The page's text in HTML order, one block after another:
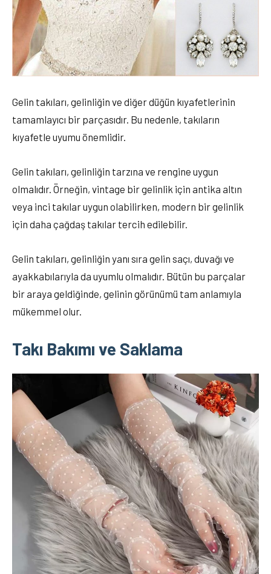
Gelin takıları, gelinliğin ve diğer düğün kıyafetlerinin
tamamlayıcı bir parçasıdır. Bu nedenle, takıların
kıyafetle uyumu önemlidir.
Gelin takıları, gelinliğin tarzına ve rengine uygun
olmalıdır. Örneğin, vintage bir gelinlik için antika altın
veya inci takılar uygun olabilirken, modern bir gelinlik
için daha çağdaş takılar tercih edilebilir.
Gelin takıları, gelinliğin yanı sıra gelin saçı, duvağı ve
ayakkabılarıyla da uyumlu olmalıdır. Bütün bu parçalar
bir araya geldiğinde, gelinin görünümü tam anlamıyla
mükemmel olur.
Takı Bakımı ve Saklama